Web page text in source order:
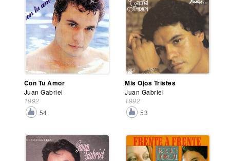
Con Tu Amor
Juan Gabriel
1992
54
Mis Ojos Tristes
Juan Gabriel
1992
53